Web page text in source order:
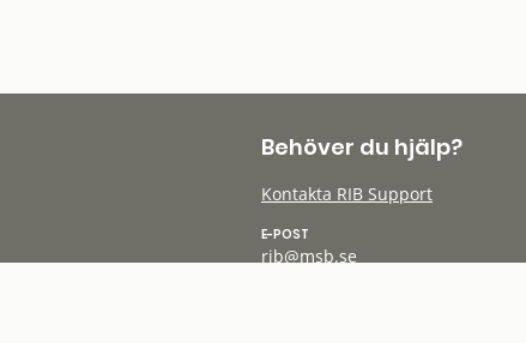
Behöver du hjälp?
Kontakta RIB Support
E-POST
rib@msb.se